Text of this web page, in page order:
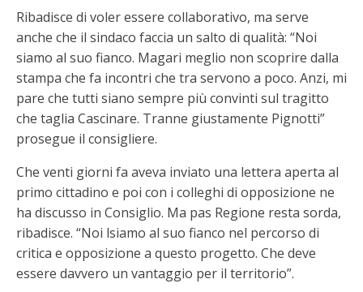
Ribadisce di voler essere collaborativo, ma serve
anche che il sindaco faccia un salto di qualità: “Noi
siamo al suo fianco. Magari meglio non scoprire dalla
stampa che fa incontri che tra servono a poco. Anzi, mi
pare che tutti siano sempre più convinti sul tragitto
che taglia Cascinare. Tranne giustamente Pignotti”
prosegue il consigliere.
Che venti giorni fa aveva inviato una lettera aperta al
primo cittadino e poi con i colleghi di opposizione ne
ha discusso in Consiglio. Ma pas Regione resta sorda,
ribadisce. “Noi lsiamo al suo fianco nel percorso di
critica e opposizione a questo progetto. Che deve
essere davvero un vantaggio per il territorio”.